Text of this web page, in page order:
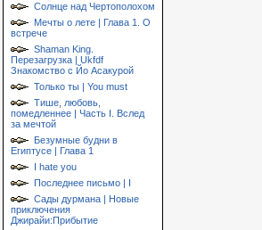
Солнце над Чертополохом
Мечты о лете | Глава 1. О
встрече
Shaman King.
Перезагрузка | Ukfdf
Знакомство с Йо Асакурой
Только ты | You must
Тише, любовь,
помедленнее | Часть I. Вслед
за мечтой
Безумные будни в
Египтусе | Глава 1
I hate you
Последнее письмо | I
Сады дурмана | Новые
приключения
Джирайи:Прибытие